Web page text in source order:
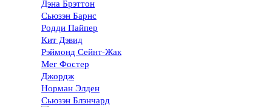
Дэна Брэттон
Сьюзэн Барнс
Родди Пайпер
Кит Дэвид
Рэймонд Сейнт-Жак
Мег Фостер
Джордж
Норман Элден
Сьюзэн Блэнчард